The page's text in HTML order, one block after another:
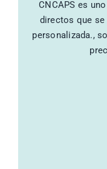
CNCAPS es
directos que
personalizada.,